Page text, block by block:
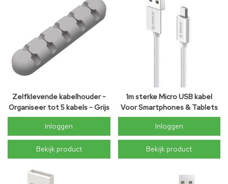
Zelfklevende kabelhouder -
Organiseer tot 5 kabels - Grijs
Inloggen
Bekijk product
1m sterke Micro USB kabel
Voor Smartphones & Tablets
3A
Inloggen
Bekijk product